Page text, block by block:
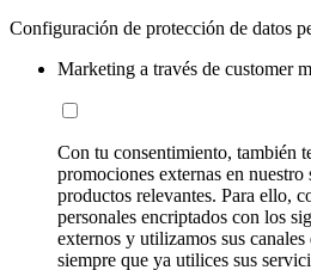
Configuración de protección de datos
Marketing a través de customer
Con tu consentimiento, también
promociones externas en
productos relevantes. Para ello,
personales encriptados con los
externos y utilizamos sus
siempre que ya utilices sus